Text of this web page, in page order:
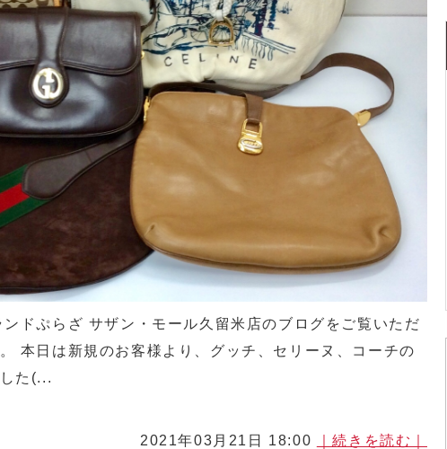
ドぷらざ サザン・モール久留米店のブログをご覧いただ
本日は新規のお客様より、グッチ、セリーヌ、コーチの
た(...
2021年03月21日 18:00 ｜続きを読む｜